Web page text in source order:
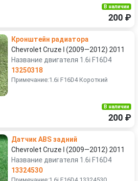
В наличии
200 ₽
Кронштейн радиатора
Chevrolet Cruze I (2009—2012) 2011
Название двигателя 1.6i F16D4
13250318
Примечание:1.6i F16D4 Короткий
В наличии
200 ₽
Датчик ABS задний
Chevrolet Cruze I (2009—2012) 2011
Название двигателя 1.6i F16D4
13324530